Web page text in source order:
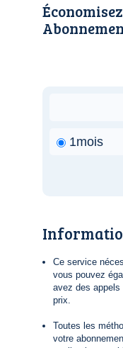
1mois
Ce service
vous pouvez
avez des
prix.
Toutes les
votre